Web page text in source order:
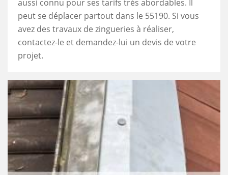
aussi connu pour ses tarifs très abordables. Il
peut se déplacer partout dans le 55190. Si vous
avez des travaux de zingueries à réaliser,
contactez-le et demandez-lui un devis de votre
projet.